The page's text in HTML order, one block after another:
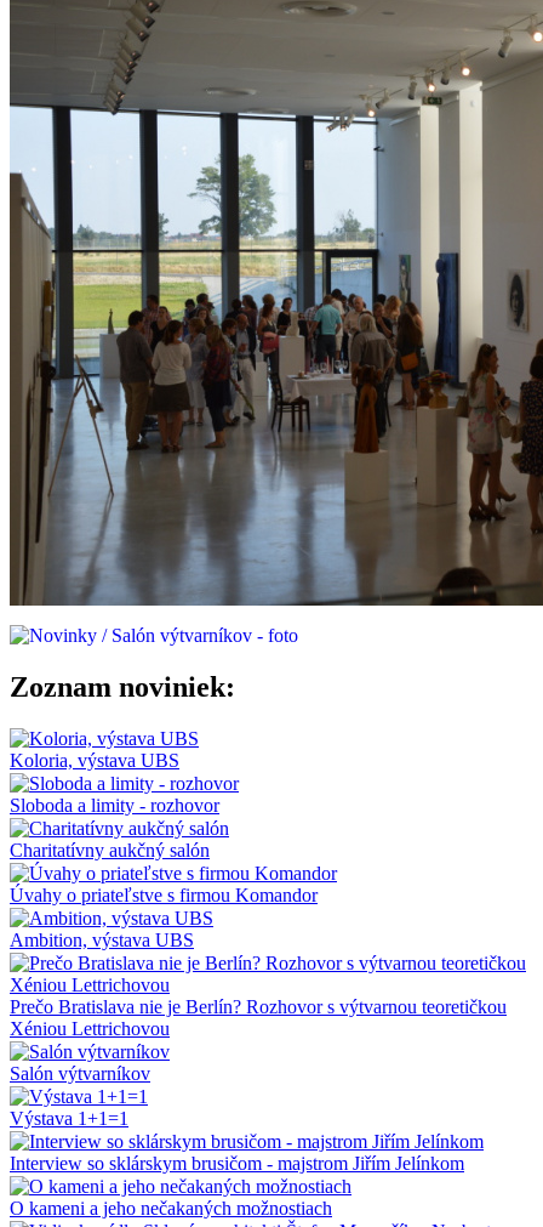
Zoznam noviniek:
Koloria, výstava UBS
Sloboda a limity - rozhovor
Charitatívny aukčný salón
Úvahy o priateľstve s firmou Komandor
Ambition, výstava UBS
Prečo Bratislava nie je Berlín? Rozhovor s výtvarnou teoretičkou
Xéniou Lettrichovou
Salón výtvarníkov
Výstava 1+1=1
Interview so sklárskym brusičom - majstrom Jiřím Jelínkom
O kameni a jeho nečakaných možnostiach